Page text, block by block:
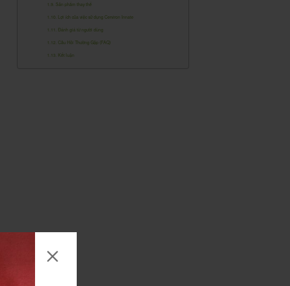
Sản phẩm thay thế
Lợi ích của việc sử dụng Cerviron Innate
Đánh giá từ người dùng
Câu Hỏi Thường Gặp (FAQ)
Kết luận